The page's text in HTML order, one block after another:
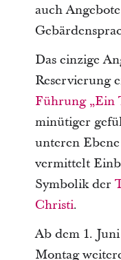
auch
Das einzige
Reservierung
Führung „Ein
minütiger
unteren
vermittelt
Symbolik der
Christi.
Ab dem 1.
Montag